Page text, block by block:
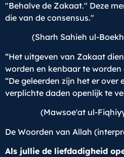
"Behalve de Zakaat." Deze
die van de consensus."
(Sharh Sahieh ul-
“Het uitgeven van Zakaat
worden en kenbaar te worden
“De geleerden zijn het er over
verplichte daden openlijk te
(Mawsoe'at ul-
De Woorden van Allah
Als jullie de liefdadigheid